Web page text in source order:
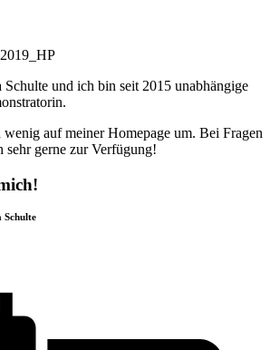
und ich bin seit 2015 unabhängige
wenig auf meiner Homepage um. Bei Fragen
sehr gerne zur Verfügung!
Schulte